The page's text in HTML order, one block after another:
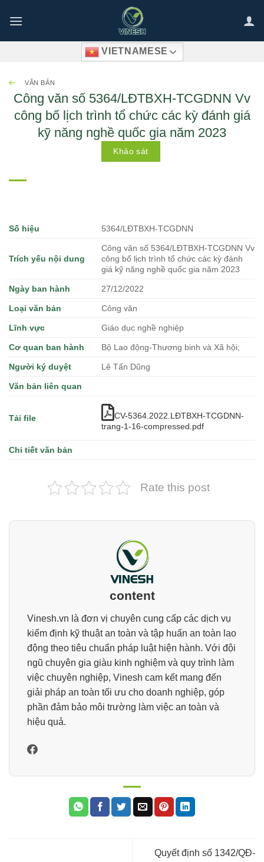
qua
VIETNAMESE
VĂN BẢN
Công văn số 5364/LĐTBXH-TCGDNN Vv
công bố lịch trình tổ chức các kỳ đánh giá
kỹ năng nghề quốc gia năm 2023
Khảo sát
Số hiệu 5364/LĐTBXH-TCGDNN
Trích yếu nội dung
Công văn số 5364/LĐTBXH-TCGDNN Vv
công bố lịch trình tổ chức các kỳ đánh
giá kỹ năng nghề quốc gia năm 2023
Ngày ban hành 27/12/2022
Loại văn bản Công văn
Lĩnh vực Giáo dục nghề nghiệp
Cơ quan ban hành Bộ Lao động-Thương binh và Xã hội;
Người ký duyệt Lê Tấn Dũng
Văn bản liên quan
Tải file
CV-5364.2022.LĐTBXH-TCGDNN-
trang-1-16-compressed.pdf
Chi tiết văn bản
Rate this post
content
Vinesh.vn là đơn vị chuyên cung cấp các dịch vụ
kiểm định kỹ thuật an toàn và tập huấn an toàn lao
động theo tiêu chuẩn pháp luật hiện hành. Với đội
ngũ chuyên gia giàu kinh nghiệm và quy trình làm
việc chuyên nghiệp, Vinesh cam kết mang đến
giải pháp an toàn tối ưu cho doanh nghiệp, góp
phần đảm bảo môi trường làm việc an toàn và
hiệu quả.
Quyết định số 1342/QĐ-